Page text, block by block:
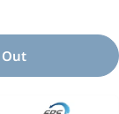
套書：陪孩
學理財套書
Out